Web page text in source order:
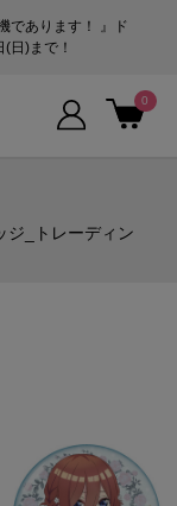
であります！ 』ド
日)まで！
0
ジ_トレーディン